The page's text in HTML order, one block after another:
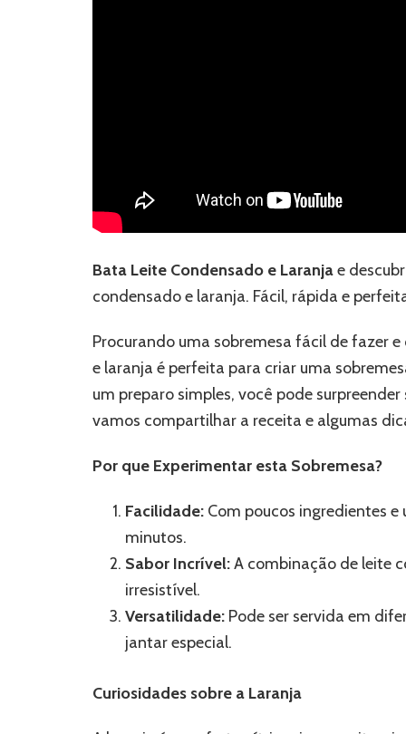
Bata Leite Condensado e Laranjae
condensado e laranja. Fácil, rápida e
Procurando uma sobremesa fácil de fazer
e laranja é perfeita para criar uma
um preparo simples, você pode
vamos compartilhar a receita e algumas
Por que Experimentar esta Sobremesa?
Facilidade: Com poucos ingredientes
minutos.
Sabor Incrível:A combinação de leite
irresistível.
Versatilidade: Pode ser servida em
jantar especial.
Curiosidades sobre a Laranja